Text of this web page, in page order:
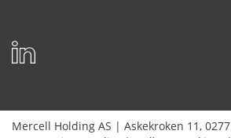
Mercell Holding AS | Askekroken 11 , 0277